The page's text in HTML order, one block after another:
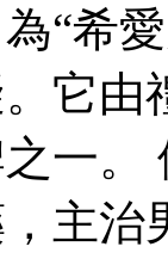
“希
它
一。
主